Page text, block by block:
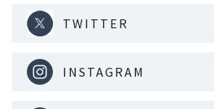
TWITTER
INSTAGRAM